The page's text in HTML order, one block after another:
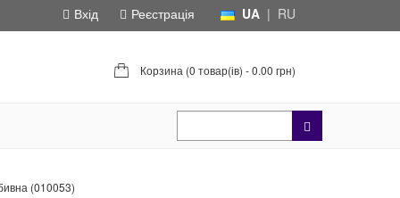
UA | RU
Вхід Реєстрація
Корзина (0 товар(ів) - 0.00 грн)
(010053)